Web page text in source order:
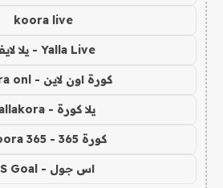
koora live
Yalla Live - يلا لايف
كورة اون لاين - koora onl
يلا كورة - yallakora
كورة 365 - kooora 365
اس جول - AS Goal